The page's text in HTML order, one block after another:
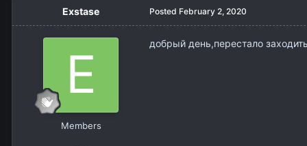
Exstase
Members
Posted February 2, 2020
добрый день,перестало